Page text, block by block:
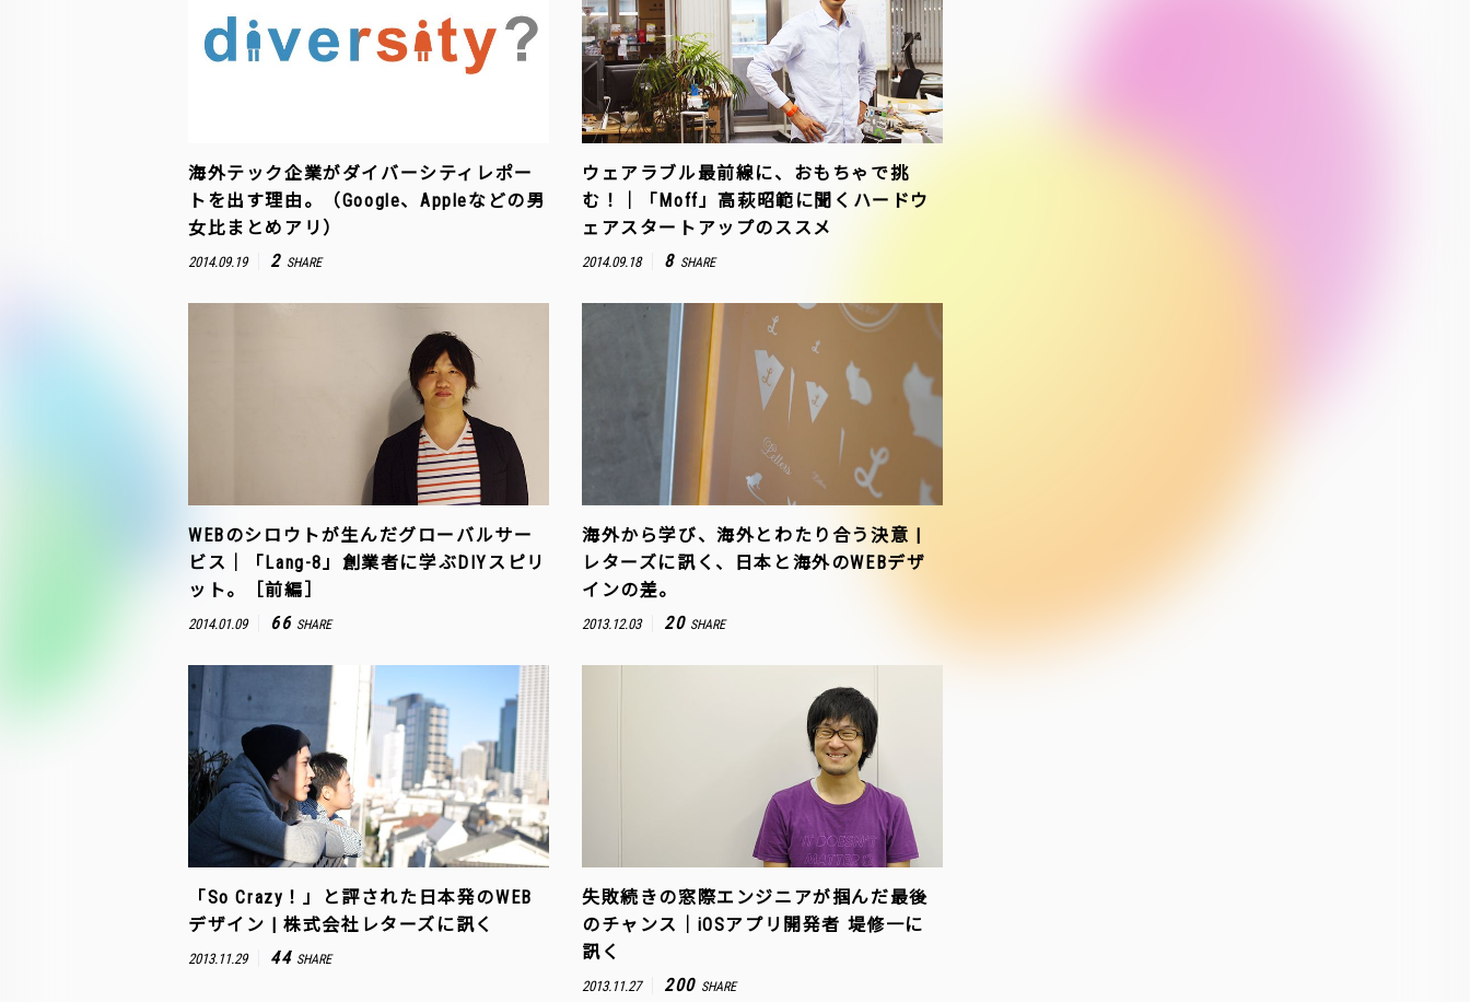
海外テック企業がダイバーシティレポー
トを出す理由。（Google、Appleなどの男
女比まとめアリ）
2014.09.19 2 SHARE
ウェアラブル最前線に、おもちゃで挑
む！｜「Moff」高萩昭範に聞くハードウ
ェアスタートアップのススメ
2014.09.18 8 SHARE
WEBのシロウトが生んだグローバルサー
ビス｜「Lang-8」創業者に学ぶDIYスピリ
ット。［前編］
2014.01.09 66 SHARE
海外から学び、海外とわたり合う決意 |
レターズに訊く、日本と海外のWEBデザ
インの差。
2013.12.03 20 SHARE
「So Crazy！」と評された日本発のWEB
デザイン | 株式会社レターズに訊く
2013.11.29 44 SHARE
失敗続きの窓際エンジニアが掴んだ最後
のチャンス｜iOSアプリ開発者 堤修一に
訊く
2013.11.27 200 SHARE